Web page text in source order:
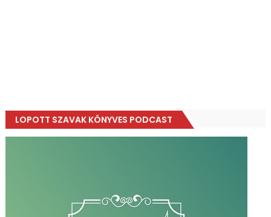
LOPOTT SZAVAK KÖNYVES PODCAST